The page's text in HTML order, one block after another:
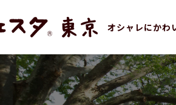
オシャレにかわ